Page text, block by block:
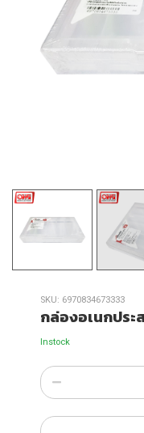
SKU: 6970834673333
กล่องอเนกประ
Instock